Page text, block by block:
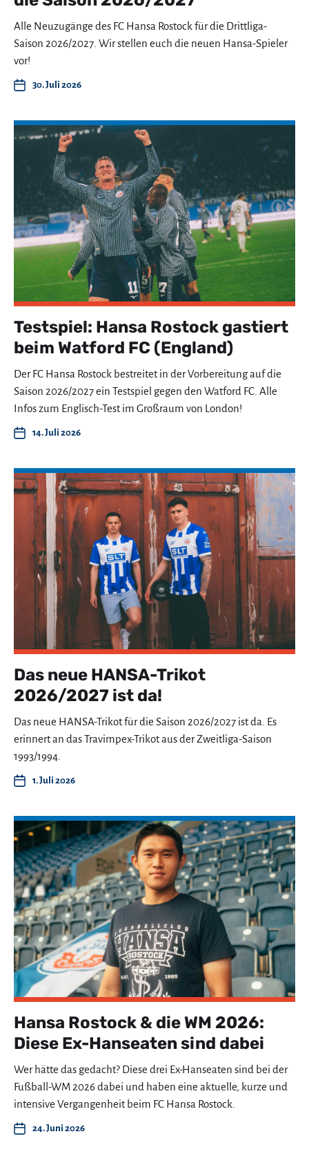
Alle Neuzugänge des FC Hansa Rostock für die Drittliga-
Saison 2026/2027. Wir stellen euch die neuen Hansa-Spieler
vor!
30. Juli 2026
Testspiel: Hansa Rostock gastiert
beim Watford FC (England)
Der FC Hansa Rostock bestreitet in der Vorbereitung auf die
Saison 2026/2027 ein Testspiel gegen den Watford FC. Alle
Infos zum Englisch-Test im Großraum von London!
14. Juli 2026
Das neue HANSA-Trikot
2026/2027 ist da!
Das neue HANSA-Trikot für die Saison 2026/2027 ist da. Es
erinnert an das Travimpex-Trikot aus der Zweitliga-Saison
1993/1994.
1. Juli 2026
Hansa Rostock & die WM 2026:
Diese Ex-Hanseaten sind dabei
Wer hätte das gedacht? Diese drei Ex-Hanseaten sind bei der
Fußball-WM 2026 dabei und haben eine aktuelle, kurze und
intensive Vergangenheit beim FC Hansa Rostock.
24. Juni 2026